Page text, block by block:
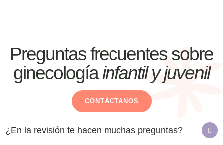
Preguntas frecuentes sobre
ginecologíainfantil y juvenil
CONTÁCTANOS
¿En la revisión te hacen muchas preguntas?